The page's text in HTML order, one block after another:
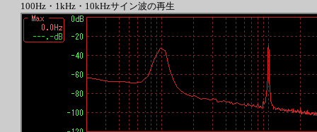
100Hz・1kHz・10kHzサイン波の再生